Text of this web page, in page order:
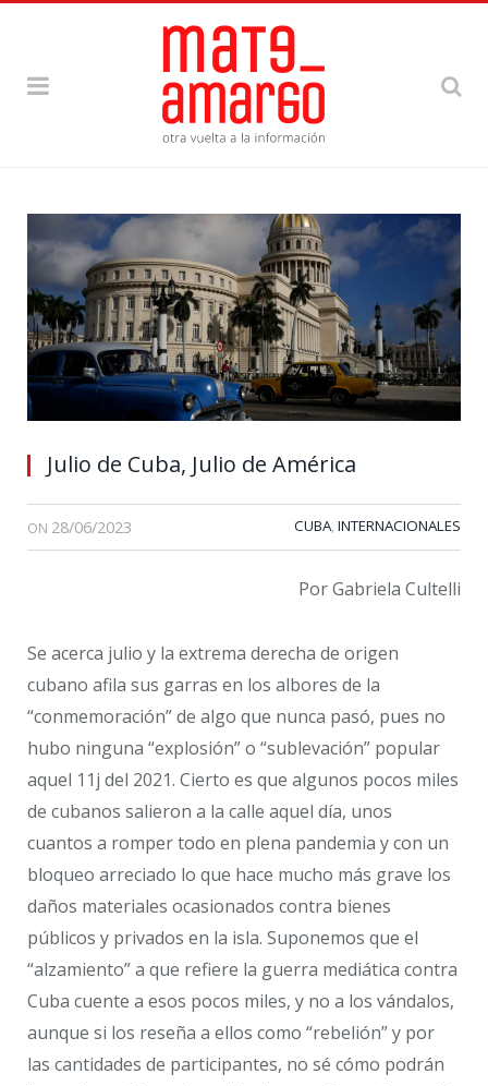
Julio de Cuba, Julio de América
ON 28/06/2023 CUBA, INTERNACIONALES
Por Gabriela Cultelli
Se acerca julio y la extrema derecha de origen
cubano afila sus garras en los albores de la
“conmemoración” de algo que nunca pasó, pues no
hubo ninguna “explosión” o “sublevación” popular
aquel 11j del 2021. Cierto es que algunos pocos miles
de cubanos salieron a la calle aquel día, unos
cuantos a romper todo en plena pandemia y con un
bloqueo arreciado lo que hace mucho más grave los
daños materiales ocasionados contra bienes
públicos y privados en la isla. Suponemos que el
“alzamiento” a que refiere la guerra mediática contra
Cuba cuente a esos pocos miles, y no a los vándalos,
aunque si los reseña a ellos como “rebelión” y por
las cantidades de participantes, no sé cómo podrán